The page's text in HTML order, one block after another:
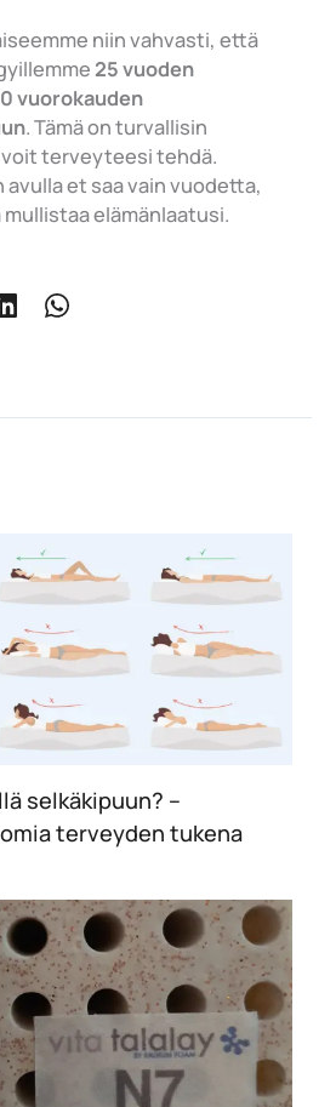
niin vahvasti, että
25 vuoden
vuorokauden
. Tämä on turvallisin
terveyteesi tehdä.
avulla et saa vain vuodetta,
elämänlaatusi.
selkäkipuun? –
terveyden tukena